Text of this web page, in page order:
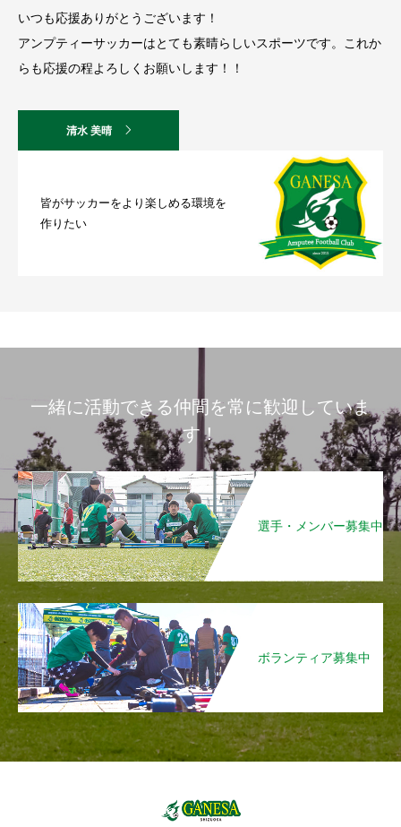
いつも応援ありがとうございます！
アンプティーサッカーはとても素晴らしいスポーツです。これか
らも応援の程よろしくお願いします！！
清水 美晴
皆がサッカーをより楽しめる環境を
作りたい
一緒に活動できる仲間を常に歓迎していま
す！
選手・メンバー募集中
ボランティア募集中